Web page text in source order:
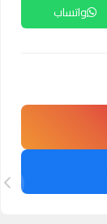
واتساب